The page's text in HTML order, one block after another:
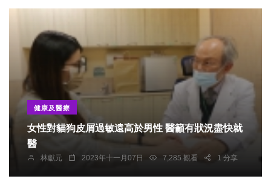
健康及醫療
女性對貓狗皮屑過敏遠高於男性 醫籲有狀況盡快就
醫
林獻元 2023年十一月07日 7,285 觀看 1 分享